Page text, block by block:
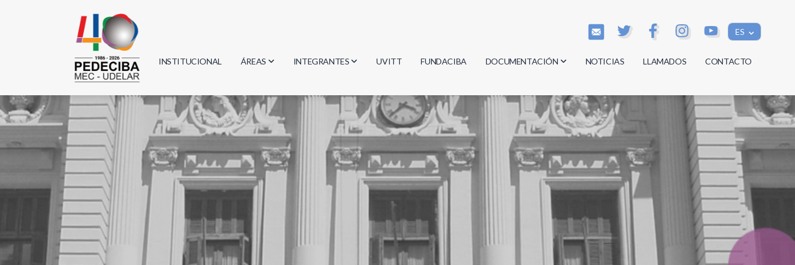
ES
INSTITUCIONAL ÁREAS
Biología
Física
Geociencias
Informática
Matemática
INTEGRANTES
Investigadores
Estudiantes
Egresados
UVITT FUNDACIBA DOCUMENTACIÓN
Actas
Reglamentos
Documentos
NOTICIAS LLAMADOS CONTACTO